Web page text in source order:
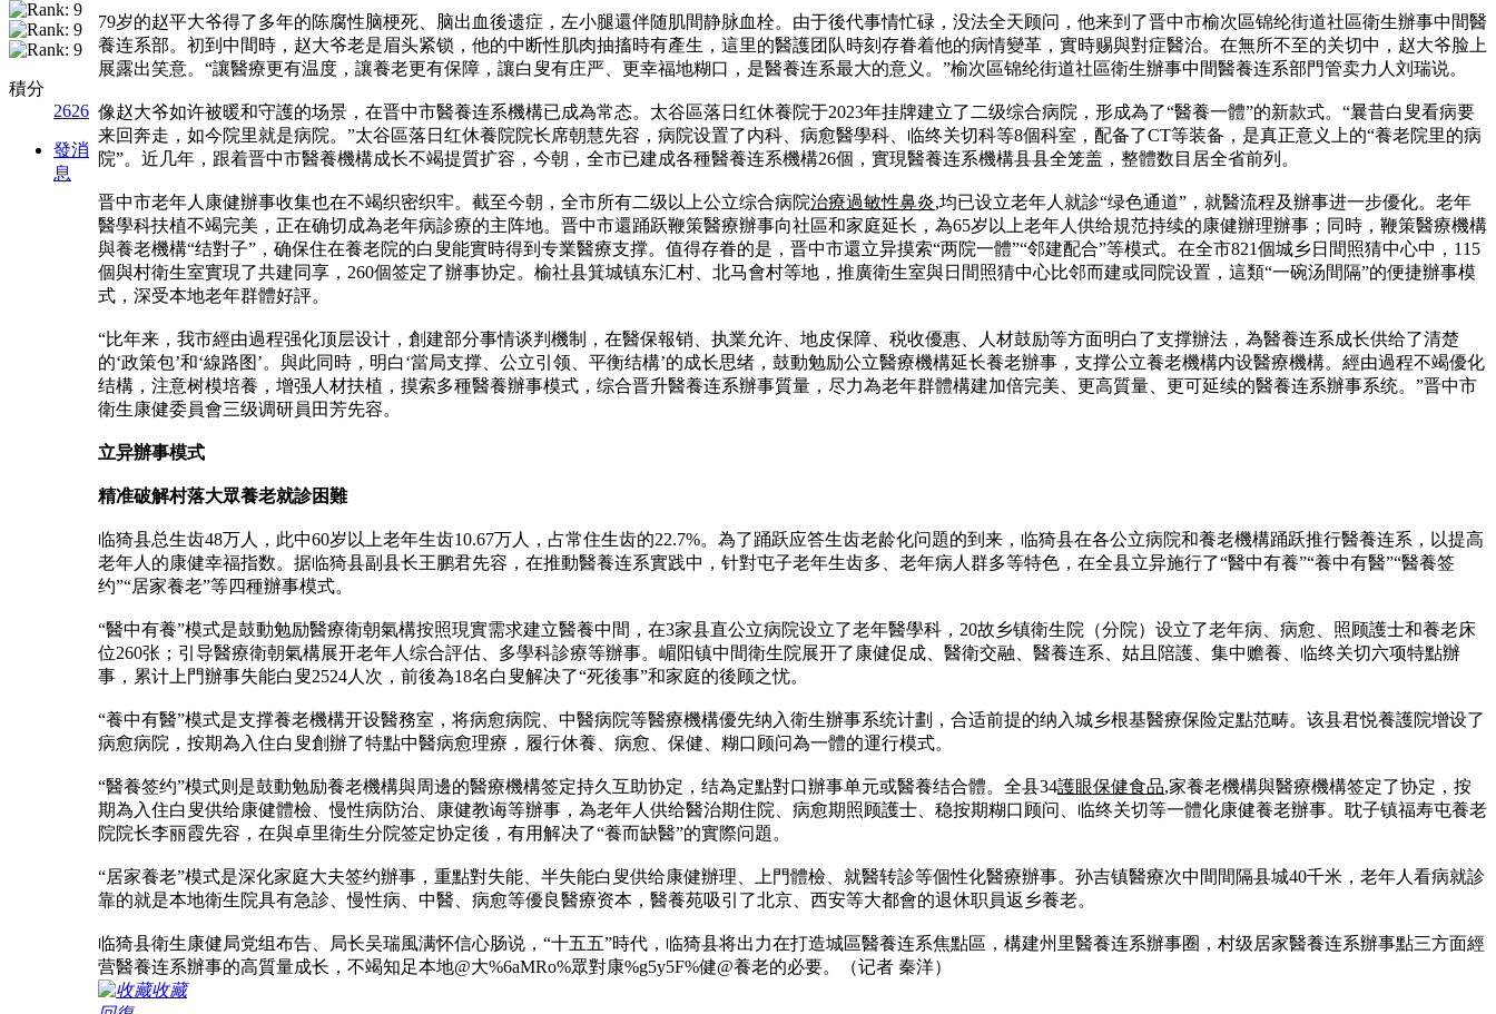
積分
2626
發消
息
79岁的赵平大爷得了多年的陈腐性脑梗死、脑出血後遗症，左小腿還伴随肌間静脉血栓。由于後代事情忙碌，没法全天顾问，他来到了晋中市榆次區锦纶街道社區衛生辦事中間醫
養连系部。初到中間時，赵大爷老是眉头紧锁，他的中断性肌肉抽搐時有產生，這里的醫護团队時刻存眷着他的病情變革，實時赐與對症醫治。在無所不至的关切中，赵大爷脸上
展露出笑意。“讓醫療更有温度，讓養老更有保障，讓白叟有庄严、更幸福地糊口，是醫養连系最大的意义。”榆次區锦纶街道社區衛生辦事中間醫養连系部門管卖力人刘瑞说。
像赵大爷如许被暖和守護的场景，在晋中市醫養连系機構已成為常态。太谷區落日红休養院于2023年挂牌建立了二级综合病院，形成為了“醫養一體”的新款式。“曩昔白叟看病要
来回奔走，如今院里就是病院。”太谷區落日红休養院院长席朝慧先容，病院设置了内科、病愈醫學科、临终关切科等8個科室，配备了CT等装备，是真正意义上的“養老院里的病
院”。近几年，跟着晋中市醫養機構成长不竭提質扩容，今朝，全市已建成各種醫養连系機構26個，實現醫養连系機構县县全笼盖，整體数目居全省前列。
晋中市老年人康健辦事收集也在不竭织密织牢。截至今朝，全市所有二级以上公立综合病院治療過敏性鼻炎,均已设立老年人就診“绿色通道”，就醫流程及辦事进一步優化。老年
醫學科扶植不竭完美，正在确切成為老年病診療的主阵地。晋中市還踊跃鞭策醫療辦事向社區和家庭延长，為65岁以上老年人供给規范持续的康健辦理辦事；同時，鞭策醫療機構
與養老機構“结對子”，确保住在養老院的白叟能實時得到专業醫療支撑。值得存眷的是，晋中市還立异摸索“两院一體”“邻建配合”等模式。在全市821個城乡日間照猜中心中，115
個與村衛生室實現了共建同享，260個签定了辦事协定。榆社县箕城镇东汇村、北马會村等地，推廣衛生室與日間照猜中心比邻而建或同院设置，這類“一碗汤間隔”的便捷辦事模
式，深受本地老年群體好評。
“比年来，我市經由過程强化顶层设计，創建部分事情谈判機制，在醫保報销、执業允许、地皮保障、税收優惠、人材鼓励等方面明白了支撑辦法，為醫養连系成长供给了清楚
的‘政策包’和‘線路图’。與此同時，明白‘當局支撑、公立引领、平衡结構’的成长思绪，鼓動勉励公立醫療機構延长養老辦事，支撑公立養老機構内设醫療機構。經由過程不竭優化
结構，注意树模培養，增强人材扶植，摸索多種醫養辦事模式，综合晋升醫養连系辦事質量，尽力為老年群體構建加倍完美、更高質量、更可延续的醫養连系辦事系统。”晋中市
衛生康健委員會三级调研員田芳先容。
立异辦事模式
精准破解村落大眾養老就診困難
临猗县总生齿48万人，此中60岁以上老年生齿10.67万人，占常住生齿的22.7%。為了踊跃应答生齿老龄化问題的到来，临猗县在各公立病院和養老機構踊跃推行醫養连系，以提高
老年人的康健幸福指数。据临猗县副县长王鹏君先容，在推動醫養连系實践中，针對屯子老年生齿多、老年病人群多等特色，在全县立异施行了“醫中有養”“養中有醫”“醫養签
约”“居家養老”等四種辦事模式。
“醫中有養”模式是鼓動勉励醫療衛朝氣構按照現實需求建立醫養中間，在3家县直公立病院设立了老年醫學科，20故乡镇衛生院（分院）设立了老年病、病愈、照顾護士和養老床
位260张；引导醫療衛朝氣構展开老年人综合評估、多學科診療等辦事。嵋阳镇中間衛生院展开了康健促成、醫衛交融、醫養连系、姑且陪護、集中赡養、临终关切六项特點辦
事，累计上門辦事失能白叟2524人次，前後為18名白叟解决了“死後事”和家庭的後顾之忧。
“養中有醫”模式是支撑養老機構开设醫務室，将病愈病院、中醫病院等醫療機構優先纳入衛生辦事系统计劃，合适前提的纳入城乡根基醫療保险定點范畴。该县君悦養護院增设了
病愈病院，按期為入住白叟創辦了特點中醫病愈理療，履行休養、病愈、保健、糊口顾问為一體的運行模式。
“醫養签约”模式则是鼓動勉励養老機構與周邊的醫療機構签定持久互助协定，结為定點對口辦事单元或醫養结合體。全县34護眼保健食品,家養老機構與醫療機構签定了协定，按
期為入住白叟供给康健體檢、慢性病防治、康健教诲等辦事，為老年人供给醫治期住院、病愈期照顾護士、稳按期糊口顾问、临终关切等一體化康健養老辦事。耽子镇福寿屯養老
院院长李丽霞先容，在與卓里衛生分院签定协定後，有用解决了“養而缺醫”的實際问題。
“居家養老”模式是深化家庭大夫签约辦事，重點對失能、半失能白叟供给康健辦理、上門體檢、就醫转診等個性化醫療辦事。孙吉镇醫療次中間間隔县城40千米，老年人看病就診
靠的就是本地衛生院具有急診、慢性病、中醫、病愈等優良醫療资本，醫養苑吸引了北京、西安等大都會的退休职員返乡養老。
临猗县衛生康健局党组布告、局长吴瑞風满怀信心肠说，“十五五”時代，临猗县将出力在打造城區醫養连系焦點區，構建州里醫養连系辦事圈，村级居家醫養连系辦事點三方面經
营醫養连系辦事的高質量成长，不竭知足本地@大%6aMRo%眾對康%g5y5F%健@養老的必要。（记者 秦洋）
收藏